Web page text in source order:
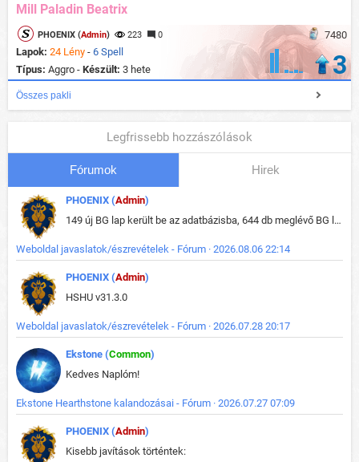
Mill Paladin Beatrix
7480
PHOENIX (Admin) 223 0
Lapok: 24 Lény - 6 Spell
Típus: Aggro - Készült: 3 hete 3
Összes pakli
Legfrissebb hozzászólások
Fórumok Hirek
PHOENIX (Admin)
149 új BG lap került be az adatbázisba, 644 db meglévő BG lap módosult, bekerültek az új képek a megváltozott lapokhoz is.
Weboldal javaslatok/észrevételek - Fórum · 2026.08.06 22:14
PHOENIX (Admin)
HSHU v31.3.0
Weboldal javaslatok/észrevételek - Fórum · 2026.07.28 20:17
Ekstone (Common)
Kedves Naplóm!
Ekstone Hearthstone kalandozásai - Fórum · 2026.07.27 07:09
PHOENIX (Admin)
Kisebb javítások történtek: